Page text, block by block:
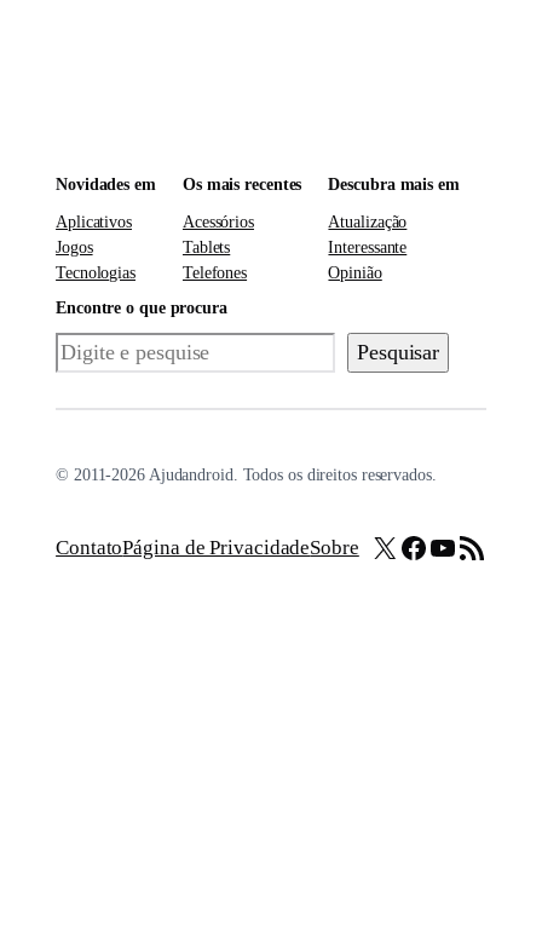
Novidades em
Aplicativos
Jogos
Tecnologias
Os mais recentes
Acessórios
Tablets
Telefones
Descubra mais em
Atualização
Interessante
Opinião
Encontre o que procura
Pesquisar Pesquisar
© 2011-2026 Ajudandroid. Todos os direitos reservados.
ContatoPágina de PrivacidadeSobre X Facebook
Youtube
Feed RSS